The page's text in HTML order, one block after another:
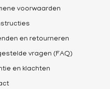
voorwaarden
en retourneren
vragen (FAQ)
en klachten